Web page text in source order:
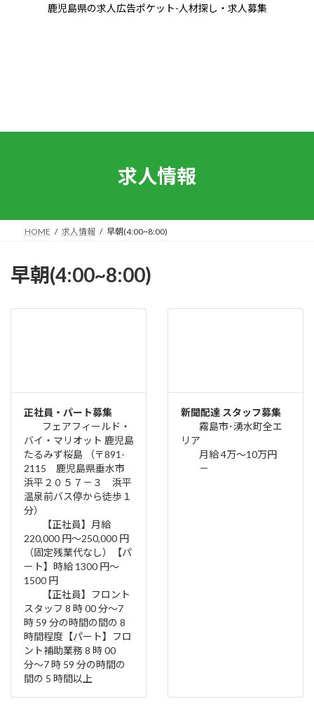
プ
動
鹿児島県の求人広告ポケット-人材探し・求人募集
求人情報
HOME 求人情報 早朝(4:00~8:00)
早朝(4:00~8:00)
正社員・パート募集
フェアフィールド・
バイ・マリオット 鹿児島
たるみず桜島 （〒891-
2115 鹿児島県垂水市
浜平２０５７－３ 浜平
温泉前バス停から徒歩１
分）
【正社員】月給
220,000 円〜250,000 円
（固定残業代なし）【パ
ート】時給 1300 円〜
1500 円
【正社員】フロント
スタッフ 8 時 00 分〜7
時 59 分の時間の間の 8
時間程度【パート】フロ
ント補助業務 8 時 00
分〜7 時 59 分の時間の
間の 5 時間以上
新聞配達 スタッフ募集
霧島市･湧水町全エ
リア
月給 4万～10万円
－